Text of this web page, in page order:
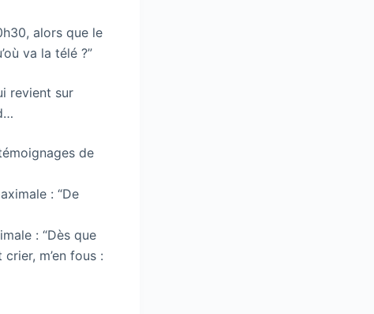
alors que le
va la télé ?”
revient sur
de
: “De
: “Dès que
m’en fous :